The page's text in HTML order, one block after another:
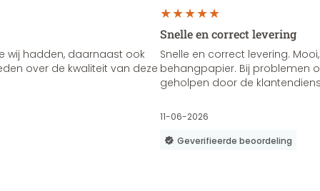
wij hadden, daarnaast ook
over de kwaliteit van deze
Snelle en correct levering
Snelle en correct levering.
behangpapier. Bij problemen
geholpen door de
11-06-2026
Geverifieerde beoordeling